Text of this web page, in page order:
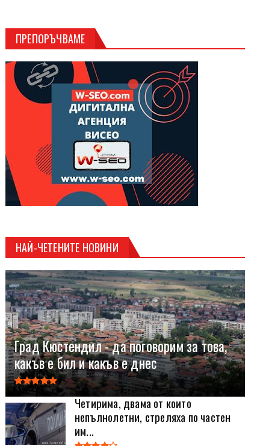
ПРЕПОРЪЧВАМЕ
НАЙ-ЧЕТЕНИТЕ НОВИНИ
Град Кюстендил - да поговорим за това,
какъв е бил и какъв е днес
Четирима, двама от които
непълнолетни, стреляха по частен
им...